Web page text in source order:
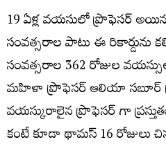
19 ఏళ్ల వయసులో ప్రొఫెసర్
సంవత్సరాల పాటు ఈ రికార్డును
సంవత్సరాల 362 రోజుల
మహిళా ప్రొఫెసర్ ఆలియా సబూర్
వయస్కురాలైన ప్రొఫెసర్ గా
కంటే కూడా థామస్ 16 రోజులు